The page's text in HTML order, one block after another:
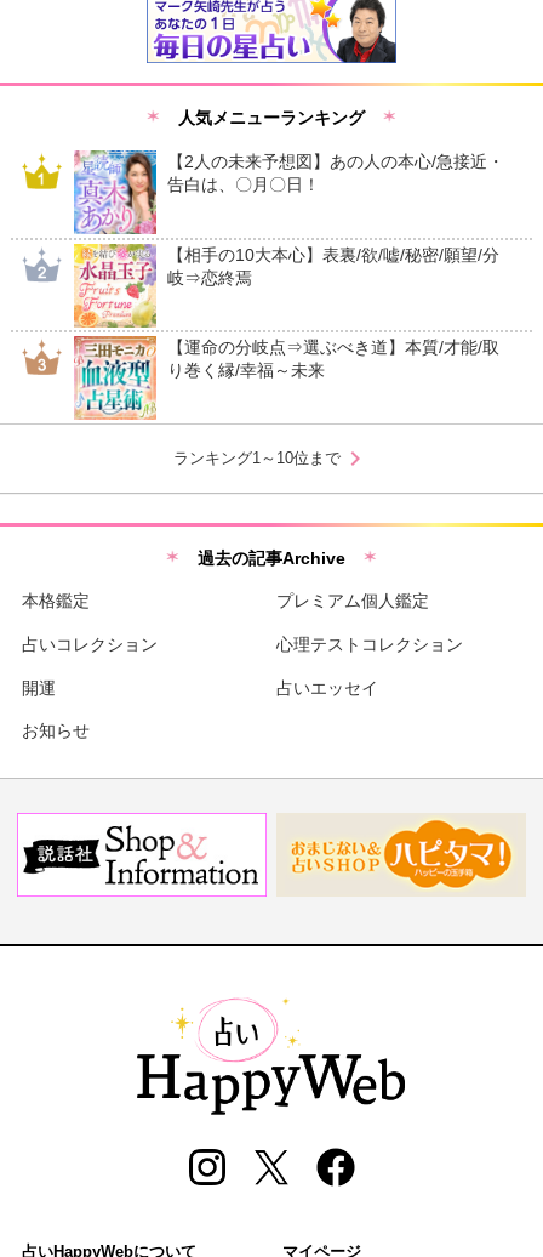
人気メニューランキング
【2人の未来予想図】あの人の本心/急接近・
告白は、〇月〇日！
【相手の10大本心】表裏/欲/嘘/秘密/願望/分
岐⇒恋終焉
【運命の分岐点⇒選ぶべき道】本質/才能/取
り巻く縁/幸福～未来
ランキング1～10位まで chevron_right
過去の記事Archive
本格鑑定 プレミアム個人鑑定
占いコレクション 心理テストコレクション
開運 占いエッセイ
お知らせ
占いHappyWebについて マイページ